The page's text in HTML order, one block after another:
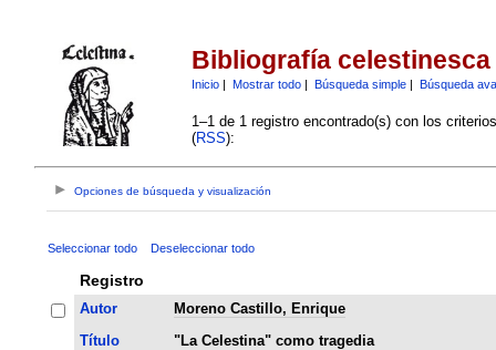
Bibliografía celestinesca
Inicio| Mostrar todo| Búsqueda simple| Búsqueda
1–1 de 1 registro encontrado(s) con los
(RSS):
Opciones de búsqueda y visualización
Seleccionar todo Deseleccionar todo
Registro
Autor
Moreno Castillo, Enrique
Título
"La Celestina" como tragedia